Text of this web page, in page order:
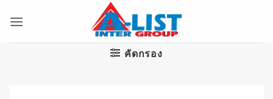
คัดกรอง